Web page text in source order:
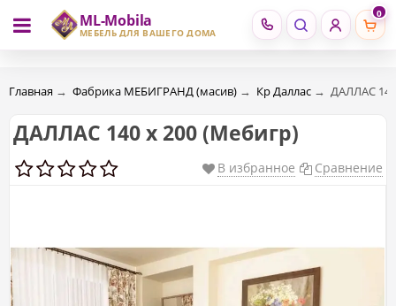
ML-Mobila
МЕБЕЛЬ ДЛЯ ВАШЕГО ДОМА
0
RU RO
Главная → Фабрика МЕБИГРАНД (масив) → Кр Даллас → ДАЛЛАС
ДАЛЛАС 140 х 200 (Mебигр)
В избранное Сравнение